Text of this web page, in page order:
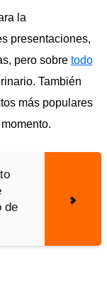
la
presentaciones,
pero sobre todo
También
más populares
de